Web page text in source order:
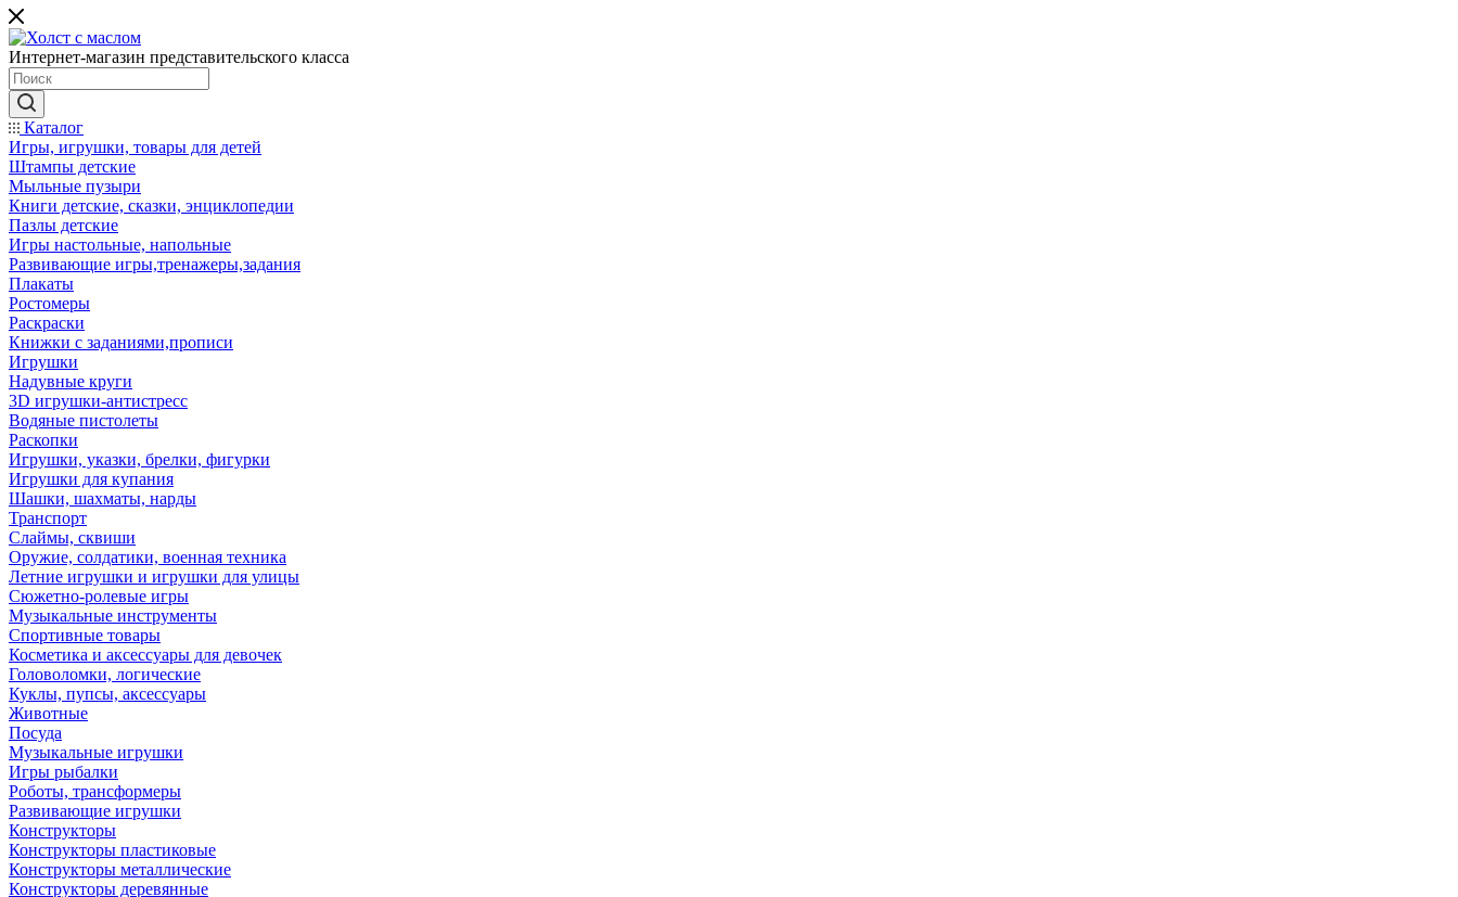
Интернет-магазин представительского класса
Каталог
Игры, игрушки, товары для детей
Штампы детские
Мыльные пузыри
Книги детские, сказки, энциклопедии
Пазлы детские
Игры настольные, напольные
Развивающие игры,тренажеры,задания
Плакаты
Ростомеры
Раскраски
Книжки с заданиями,прописи
Игрушки
Надувные круги
3D игрушки-антистресс
Водяные пистолеты
Раскопки
Игрушки, указки, брелки, фигурки
Игрушки для купания
Шашки, шахматы, нарды
Транспорт
Слаймы, сквиши
Оружие, солдатики, военная техника
Летние игрушки и игрушки для улицы
Сюжетно-ролевые игры
Музыкальные инструменты
Спортивные товары
Косметика и аксессуары для девочек
Головоломки, логические
Куклы, пупсы, аксессуары
Животные
Посуда
Музыкальные игрушки
Игры рыбалки
Роботы, трансформеры
Развивающие игрушки
Конструкторы
Конструкторы пластиковые
Конструкторы металлические
Конструкторы деревянные